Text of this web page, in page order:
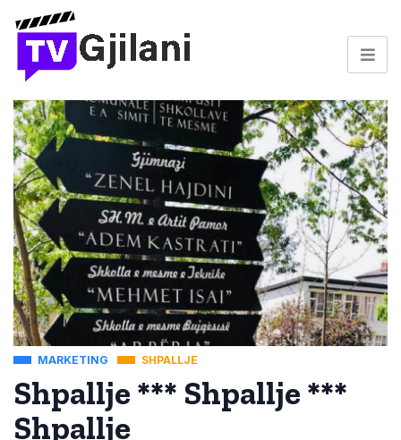
MARKETING SHPALLJE
Shpallje *** Shpallje ***
Shpallje